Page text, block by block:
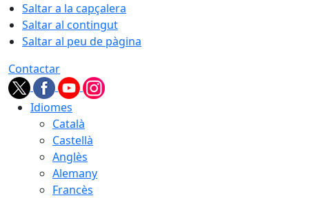
Saltar a la capçalera
Saltar al contingut
Saltar al peu de pàgina
Contactar
Idiomes
Català
Castellà
Anglès
Alemany
Francès